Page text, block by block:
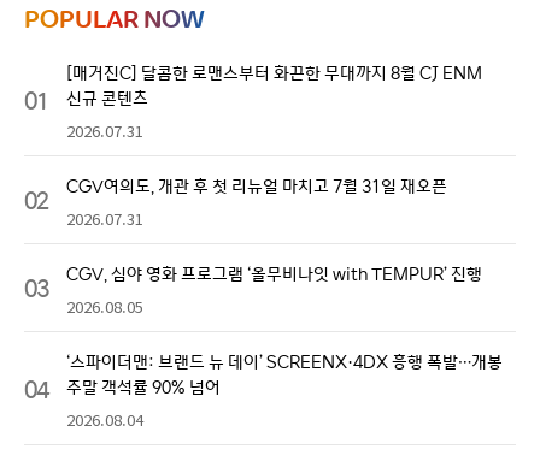
POPULAR NOW
01
[매거진C] 달콤한 로맨스부터 화끈한 무대까지 8월 CJ ENM
신규 콘텐츠
2026.07.31
02 CGV여의도, 개관 후 첫 리뉴얼 마치고 7월 31일 재오픈
2026.07.31
03 CGV, 심야 영화 프로그램 ‘올무비나잇 with TEMPUR’ 진행
2026.08.05
04
‘스파이더맨: 브랜드 뉴 데이’ SCREENX·4DX 흥행 폭발…개봉
주말 객석률 90% 넘어
2026.08.04